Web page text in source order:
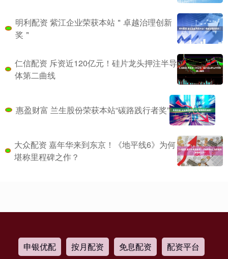
明利配资 紫江企业荣获本站＂卓越治理创新
奖＂
仁信配资 斥资近120亿元！硅片龙头押注半导
体第二曲线
惠盈财富 兰生股份荣获本站“碳路践行者奖”
大众配资 嘉年华来到东京！《地平线6》为何
堪称里程碑之作？
申银优配 按月配资 免息配资 配资平台